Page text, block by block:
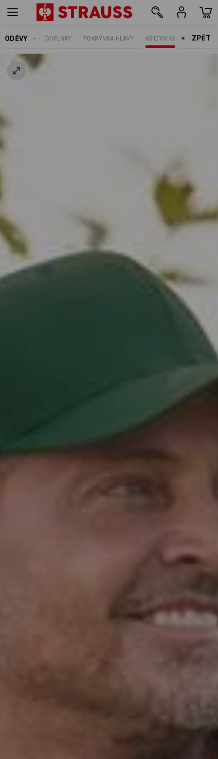
ODĚVY ZPĚT    >
KŠILTOVKY
POKRÝVKA HLAVY
DOPLŇKY
MUŽI